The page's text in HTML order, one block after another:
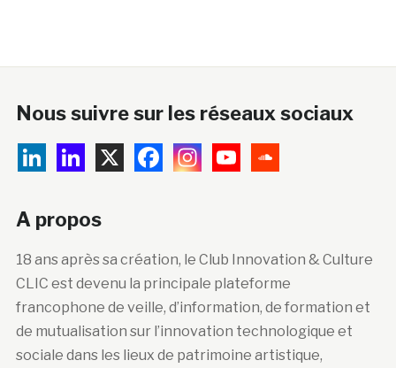
Nous suivre sur les réseaux sociaux
A propos
18 ans après sa création, le Club Innovation & Culture
CLIC est devenu la principale plateforme
francophone de veille, d’information, de formation et
de mutualisation sur l’innovation technologique et
sociale dans les lieux de patrimoine artistique,